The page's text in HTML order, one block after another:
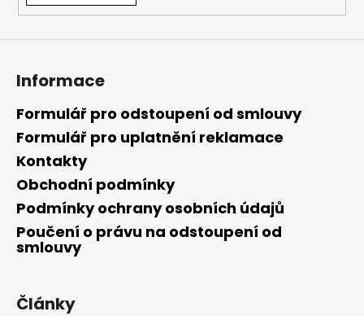
Informace
Formulář pro odstoupení od smlouvy
Formulář pro uplatnění reklamace
Kontakty
Obchodní podmínky
Podmínky ochrany osobních údajů
Poučení o právu na odstoupení od
smlouvy
Články